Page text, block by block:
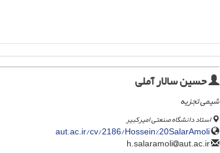
حسین سالار آملی
شیمی تجزیه
استاد دانشگاه صنعتی امیرکبیر
aut.ac.ir/cv/2186/Hossein%20SalarAmoli
aut.ac.ir